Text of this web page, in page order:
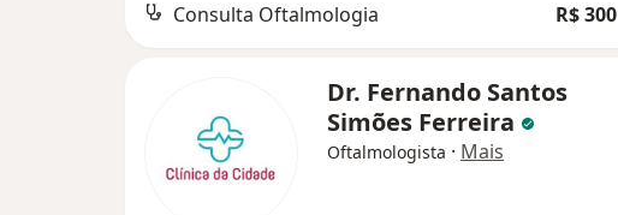
Consulta Oftalmologia R$ 300
Dr. Fernando Santos
Simões Ferreira
Oftalmologista · Mais